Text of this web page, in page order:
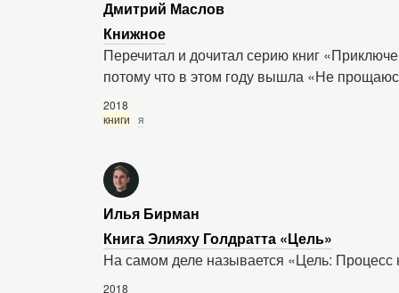
Дмитрий Маслов
Книжное
Перечитал и дочитал серию книг
потому что в этом году вышла «Не
2018
книги я
Илья Бирман
Книга Элияху Голдратта «Цель»
На самом деле называется «Цель:
2018